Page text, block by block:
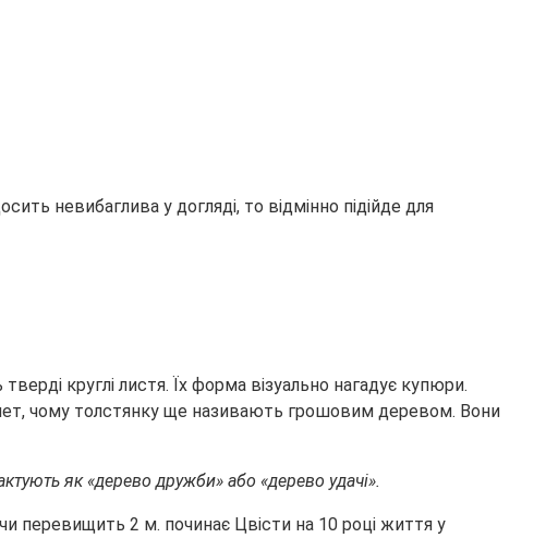
невибаглива у догляді, то відмінно підійде для
круглі листя. Їх форма візуально нагадує купюри.
чому толстянку ще називають грошовим деревом. Вони
як «дерево дружби» або «дерево удачі».
перевищить 2 м. починає Цвісти на 10 році життя у